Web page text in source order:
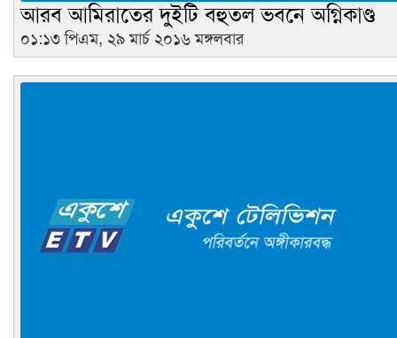
আরব আমিরাতের দুইটি বহুতল ভবনে অগ্নিকাণ্ড
০১:১৩ পিএম, ২৯ মার্চ ২০১৬ মঙ্গলবার